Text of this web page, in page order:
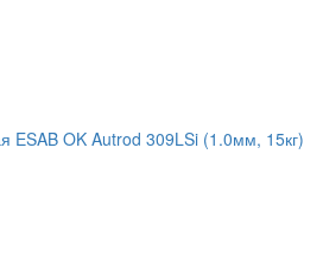
ESAB OK Autrod 309LSi (1.0мм, 15кг)